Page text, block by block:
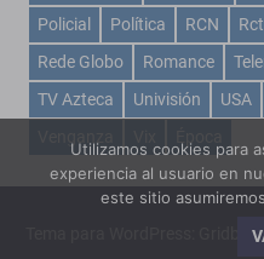
Policial
Política RCN
Rede Globo
Romance
TV Azteca
Univisión USA
Tema para WordPress: Gridbox
Utilizamos cookies para
experiencia al usuario en
este sitio